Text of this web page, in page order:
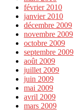
février 2010
janvier 2010
décembre 2009
novembre 2009
octobre 2009
septembre 2009
août 2009
juillet 2009
juin 2009
mai 2009
avril 2009
mars 2009